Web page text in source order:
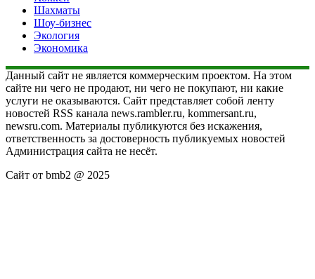
Шахматы
Шоу-бизнес
Экология
Экономика
Данный сайт не является коммерческим проектом. На этом
сайте ни чего не продают, ни чего не покупают, ни какие
услуги не оказываются. Сайт представляет собой ленту
новостей RSS канала news.rambler.ru, kommersant.ru,
newsru.com. Материалы публикуются без искажения,
ответственность за достоверность публикуемых новостей
Администрация сайта не несёт.
Сайт от bmb2 @ 2025